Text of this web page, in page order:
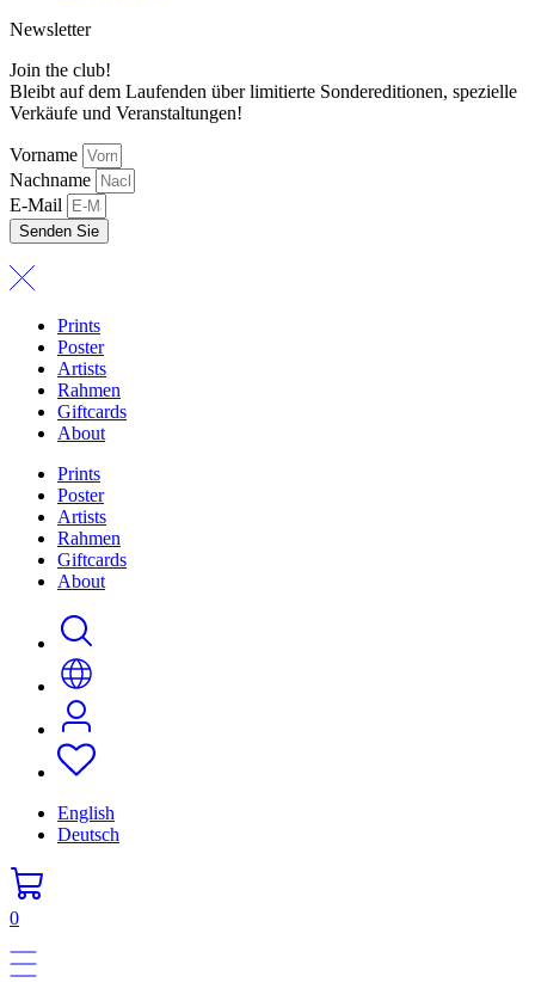
Newsletter
Join the club!
Bleibt auf dem Laufenden über limitierte Sondereditionen, spezielle
Verkäufe und Veranstaltungen!
Vorname
Nachname
E-Mail
Senden Sie
Prints
Poster
Artists
Rahmen
Giftcards
About
Prints
Poster
Artists
Rahmen
Giftcards
About
English
Deutsch
0